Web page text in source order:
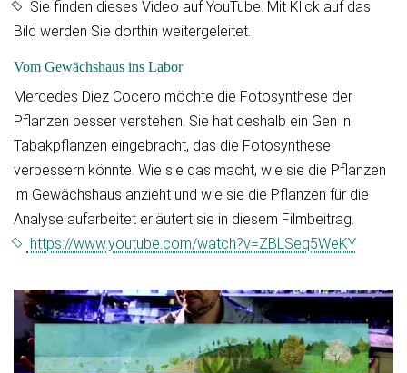
Sie finden dieses Video auf YouTube. Mit Klick auf das
Bild werden Sie dorthin weitergeleitet.
Vom Gewächshaus ins Labor
Mercedes Diez Cocero möchte die Fotosynthese der
Pflanzen besser verstehen. Sie hat deshalb ein Gen in
Tabakpflanzen eingebracht, das die Fotosynthese
verbessern könnte. Wie sie das macht, wie sie die Pflanzen
im Gewächshaus anzieht und wie sie die Pflanzen für die
Analyse aufarbeitet erläutert sie in diesem Filmbeitrag.
https://www.youtube.com/watch?v=ZBLSeq5WeKY